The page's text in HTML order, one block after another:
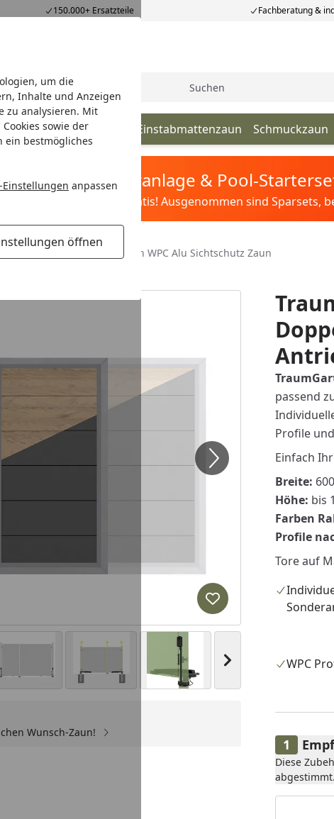
um die
Inhalte und Anzeigen
zu analysieren. Mit
sowie der
ein bestmögliches
Einstellungen anpassen
öffnen
150.000+ Ersatzteile Fachberatung &
Suche
Doppelstabmatten Einstabmattenzaun Schmuckzaun
gratis Sandfilteranlage & Pool-
Paket: Filter&Pflege gratis! Ausgenommen sind Sparsets,
TraumGarten Design WPC Alu Sichtschutz Zaun
E-Antrieb
Nächstes Bild
Produkt zur
Wunsch-Zaun!
passend
Profile
Einfach
Breite:
Höhe: bis
Farben
Profile
Tore auf
WPC
Diese
abgestimmt.